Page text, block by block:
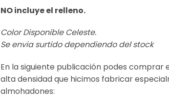
NO incluye el relleno.
Color Disponible Celeste.
Se envia surtido dependiendo del stock
En la siguiente publicación podes comprar
alta densidad que hicimos fabricar
almohadones: